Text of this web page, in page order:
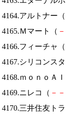
4164.アルトナー（
4165.Ｍマート（ －
4166.フィーチャ（
4167.シリコンス
4168.ｍｏｎｏＡ
4169.ニレコ（ － －
4170.三井住友ト